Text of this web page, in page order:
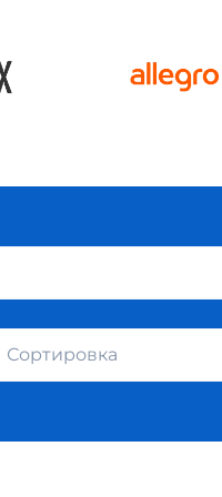
Сортировка